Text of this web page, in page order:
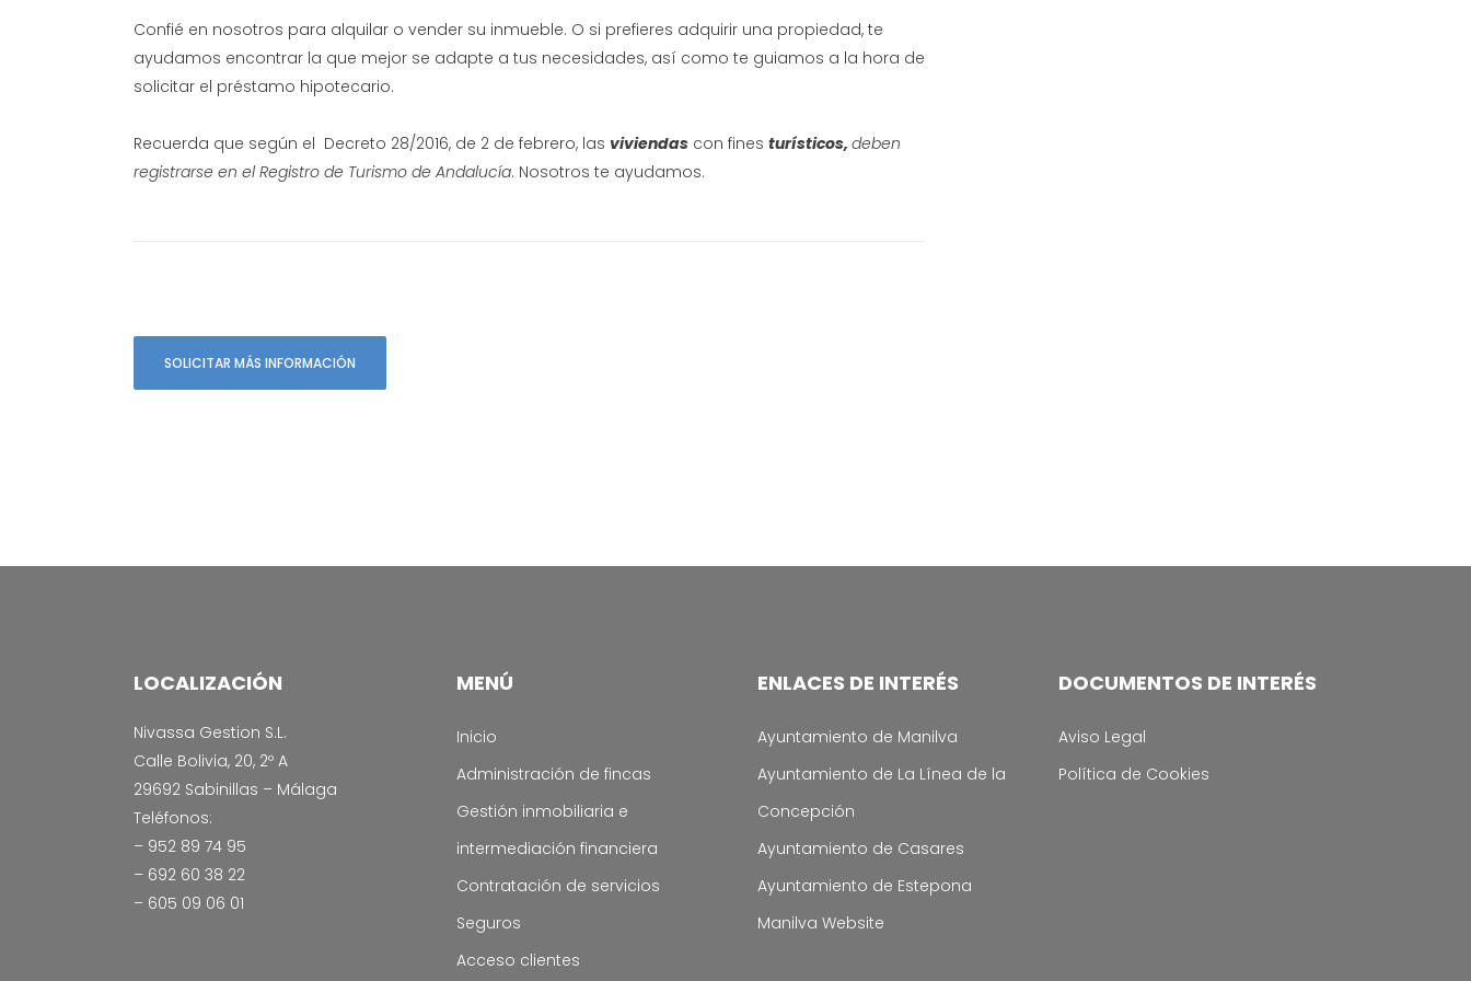
Confié en nosotros para alquilar o vender su inmueble. O si prefieres adquirir una propiedad, te
ayudamos encontrar la que mejor se adapte a tus necesidades, así como te guiamos a la hora de
solicitar el préstamo hipotecario.
Recuerda que según el Decreto 28/2016, de 2 de febrero, las viviendas con fines turísticos, deben
registrarse en el Registro de Turismo de Andalucía. Nosotros te ayudamos.
SOLICITAR MÁS INFORMACIÓN
LOCALIZACIÓN
Nivassa Gestion S.L.
Calle Bolivia, 20, 2º A
29692 Sabinillas – Málaga
Teléfonos:
– 952 89 74 95
– 692 60 38 22
– 605 09 06 01
MENÚ
Inicio
Administración de fincas
Gestión inmobiliaria e
intermediación financiera
Contratación de servicios
Seguros
Acceso clientes
ENLACES DE INTERÉS
Ayuntamiento de Manilva
Ayuntamiento de La Línea de la
Concepción
Ayuntamiento de Casares
Ayuntamiento de Estepona
Manilva Website
DOCUMENTOS DE INTERÉS
Aviso Legal
Política de Cookies